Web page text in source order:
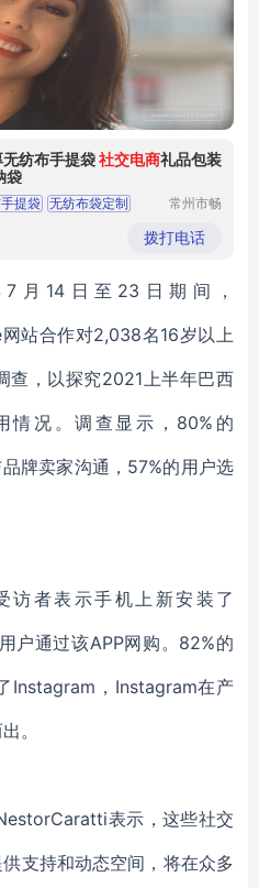
纺布手提袋社交电商礼品包装
袋
提袋 无纺布袋定制
常州市畅
制品有限
公司
拨打电话
7月14日至23日期间，
站合作对2,038名16岁以上
查，以探究2021上半年巴西
情况。调查显示，80%的
牌卖家沟通，57%的用户选
访者表示手机上新安装了
户通过该APP网购。82%的
Instagram，Instagram在产
。
表示，这些社交
支持和动态空间，将在众多